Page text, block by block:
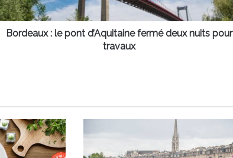
Bordeaux : le pont d’Aquitaine fermé deux nuits pour
travaux